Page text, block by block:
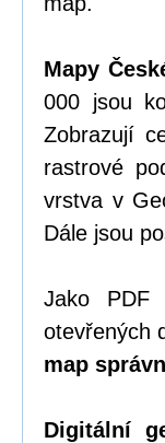
Mapy
000 jsou
Zobrazují
rastrové
vrstva v
Dále jsou
Jako PDF
otevřených
map
Digitální